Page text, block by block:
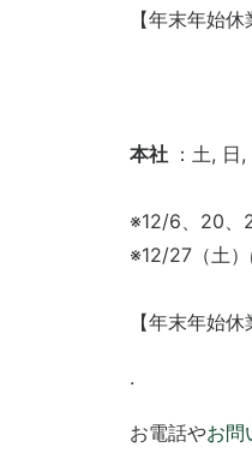
【年末年始
本社 ：土,
※12/6、20、
※12/27（土
【年末年始
.
お電話やお問